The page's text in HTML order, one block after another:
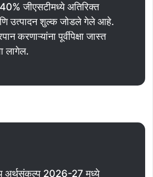
जीएसटीमध्ये अतिरिक्त
उत्पादन शुल्क जोडले गेले आहे.
करणाऱ्यांना पूर्वीपेक्षा जास्त
लागेल.
अर्थसंकल्प 2026-27 मध्ये